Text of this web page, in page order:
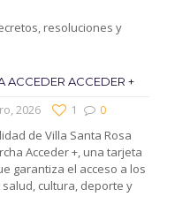
resoluciones y
ACCEDER ACCEDER +
2026 0
1
de Villa Santa Rosa
Acceder +, una tarjeta
garantiza el acceso a los
cultura, deporte y